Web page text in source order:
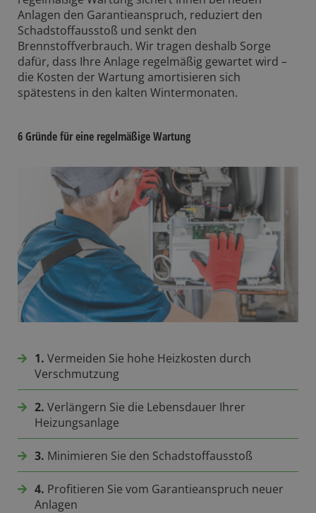
Anlagen den Garantieanspruch, reduziert den
Schadstoffausstoß und senkt den
Brennstoffverbrauch. Wir tragen deshalb Sorge
dafür, dass Ihre Anlage regelmäßig gewartet wird –
die Kosten der Wartung amortisieren sich
spätestens in den kalten Wintermonaten.
6 Gründe für eine regelmäßige Wartung
1. Vermeiden Sie hohe Heizkosten durch
Verschmutzung
2. Verlängern Sie die Lebensdauer Ihrer
Heizungsanlage
3. Minimieren Sie den Schadstoffausstoß
4. Profitieren Sie vom Garantieanspruch neuer
Anlagen